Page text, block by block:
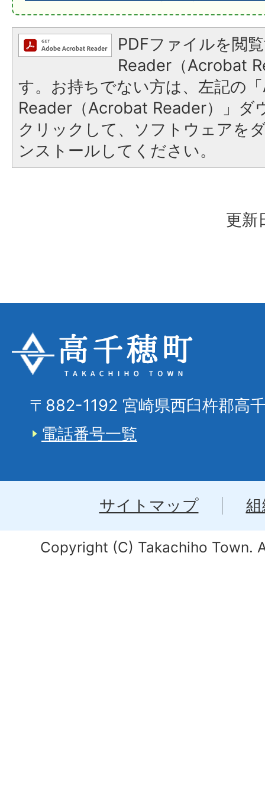
PDFファイルを閲
Reader（Acrobat
す。お持ちでない方は、左記の
Reader（Acrobat Reader）」ダ
クリックして、ソフトウェアを
ンストールしてください。
更新
〒882-1192 宮崎県西臼杵郡高
電話番号一覧
サイトマップ
Copyright (C) Takachiho Town.